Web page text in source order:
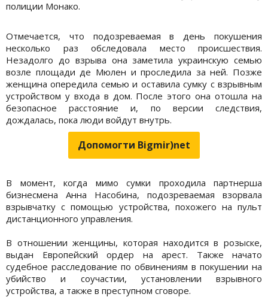
полиции Монако.
Отмечается, что подозреваемая в день покушения
несколько раз обследовала место происшествия.
Незадолго до взрыва она заметила украинскую семью
возле площади де Мюлен и проследила за ней. Позже
женщина опередила семью и оставила сумку с взрывным
устройством у входа в дом. После этого она отошла на
безопасное расстояние и, по версии следствия,
дождалась, пока люди войдут внутрь.
Допомогти Bigmir)net
В момент, когда мимо сумки проходила партнерша
бизнесмена Анна Насобина, подозреваемая взорвала
взрывчатку с помощью устройства, похожего на пульт
дистанционного управления.
В отношении женщины, которая находится в розыске,
выдан Европейский ордер на арест. Также начато
судебное расследование по обвинениям в покушении на
убийство и соучастии, установлении взрывного
устройства, а также в преступном сговоре.